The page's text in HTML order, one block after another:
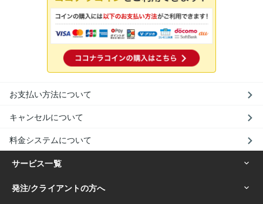
お支払い方法について
キャンセルについて
料金システムについて